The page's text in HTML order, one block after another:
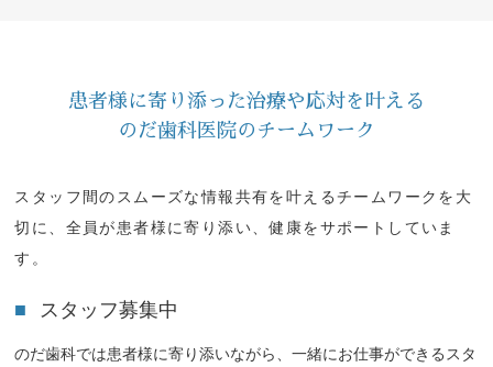
患者様に寄り添った治療や応対を叶える
のだ歯科医院のチームワーク
スタッフ間のスムーズな情報共有を叶えるチームワークを大
切に、 全員が患者様に寄り添い、健康をサポートしていま
す。
スタッフ募集中
のだ歯科では患者様に寄り添いながら、一緒にお仕事ができるスタ